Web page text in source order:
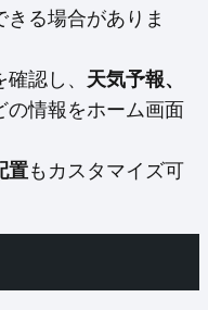
きる場合がありま
認し、 天気予報、
の情報をホーム画面
置もカスタマイズ可